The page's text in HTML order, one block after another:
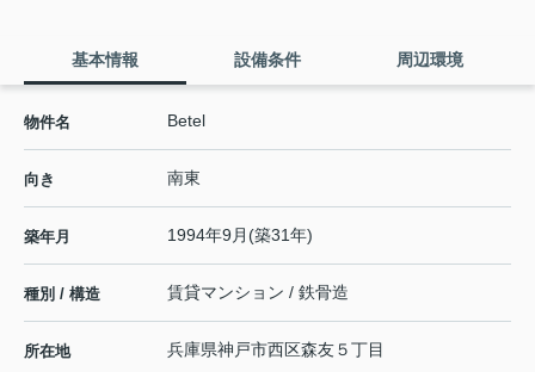
基本情報 設備条件 周辺環境
物件名 Betel
向き 南東
築年月 1994年9月(築31年)
種別 / 構造 賃貸マンション / 鉄骨造
所在地 兵庫県神戸市西区森友５丁目